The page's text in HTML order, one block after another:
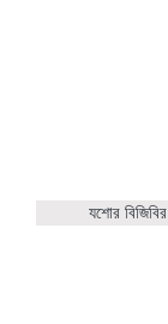
যশোর